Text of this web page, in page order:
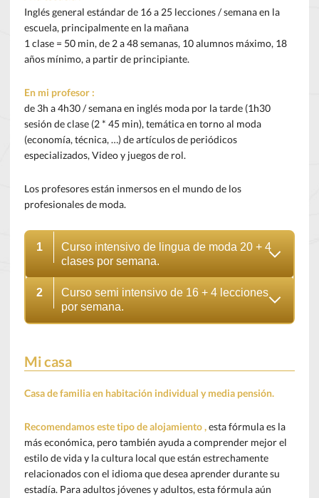
Inglés general estándar de 16 a 25 lecciones / semana en la
escuela, principalmente en la mañana
1 clase = 50 min, de 2 a 48 semanas, 10 alumnos máximo, 18
años mínimo, a partir de principiante.
En mi profesor :
de 3h a 4h30 / semana en inglés moda por la tarde (1h30
sesión de clase (2 * 45 min), temática en torno al moda
(economía, técnica, …) de artículos de periódicos
especializados, Video y juegos de rol.
Los profesores están inmersos en el mundo de los
profesionales de moda.
1
Curso intensivo de lingua de moda 20 + 4
clases por semana.
2
Curso semi intensivo de 16 + 4 lecciones
por semana.
Mi casa
Casa de familia en habitación individual y media pensión.
Recomendamos este tipo de alojamiento ,esta fórmula es la
más económica, pero también ayuda a comprender mejor el
estilo de vida y la cultura local que están estrechamente
relacionados con el idioma que desea aprender durante su
estadía. Para adultos jóvenes y adultos, esta fórmula aún